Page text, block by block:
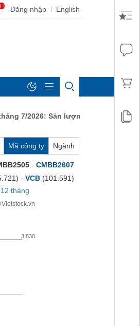
Đăng nhập | English
7/2026: Sản lượng, số lượng đơn
Mã công ty Ngành
:
CMBB2607
- VCB (101.591)
12 tháng
3,830